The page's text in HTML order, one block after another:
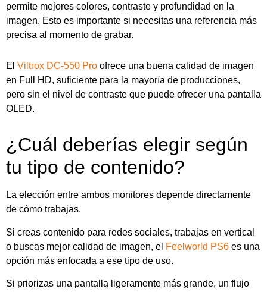
permite mejores colores, contraste y profundidad en la
imagen. Esto es importante si necesitas una referencia más
precisa al momento de grabar.
El Viltrox DC-550 Pro ofrece una buena calidad de imagen
en Full HD, suficiente para la mayoría de producciones,
pero sin el nivel de contraste que puede ofrecer una pantalla
OLED.
¿Cuál deberías elegir según
tu tipo de contenido?
La elección entre ambos monitores depende directamente
de cómo trabajas.
Si creas contenido para redes sociales, trabajas en vertical
o buscas mejor calidad de imagen, el Feelworld PS6 es una
opción más enfocada a ese tipo de uso.
Si priorizas una pantalla ligeramente más grande, un flujo